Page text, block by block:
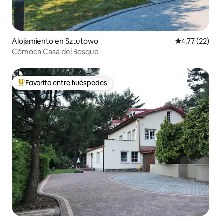
Alojamiento en Sztutowo Calificación
4.77 (22)
Cómoda Casa del Bosque
Favorito entre huéspedes preferido
Favorito entre huéspedes